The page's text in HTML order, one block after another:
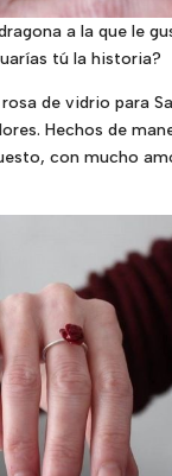
a la que le
tú la historia?
de vidrio para
Hechos de
con mucho